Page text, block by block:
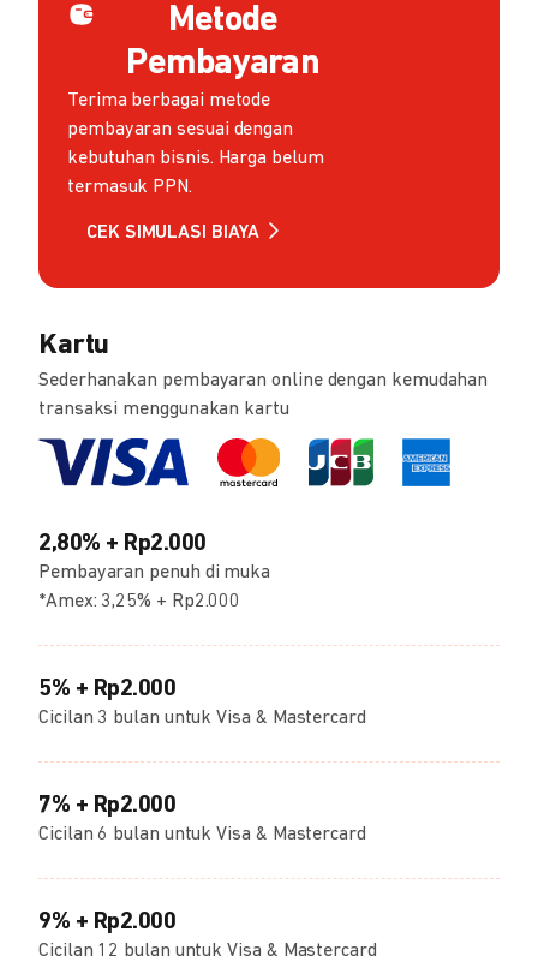
Metode
Pembayaran
Terima berbagai metode
pembayaran sesuai dengan
kebutuhan bisnis. Harga belum
termasuk PPN.
CEK SIMULASI BIAYA
Kartu
Sederhanakan pembayaran online dengan kemudahan
transaksi menggunakan kartu
2,80% + Rp2.000
Pembayaran penuh di muka
*Amex: 3,25% + Rp2.000
5% + Rp2.000
Cicilan 3 bulan untuk Visa & Mastercard
7% + Rp2.000
Cicilan 6 bulan untuk Visa & Mastercard
9% + Rp2.000
Cicilan 12 bulan untuk Visa & Mastercard